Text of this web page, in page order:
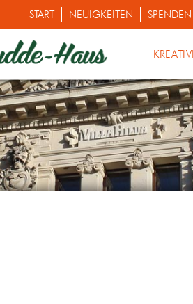
START NEUIGKEITEN SPENDEN